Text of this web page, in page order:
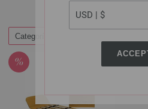
Categorías